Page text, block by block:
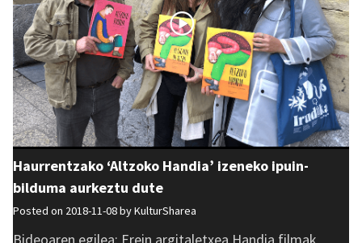
Haurrentzako ‘Altzoko Handia’ izeneko ipuin-
bilduma aurkeztu dute
Posted on 2018-11-08 byKulturSharea